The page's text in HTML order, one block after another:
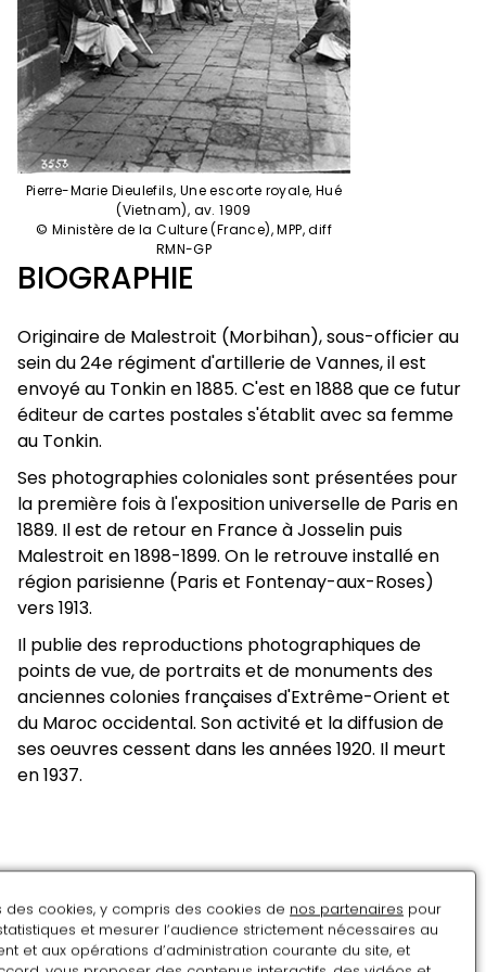
Pierre-Marie Dieulefils, Une escorte royale, Hué
(Vietnam), av. 1909
© Ministère de la Culture (France), MPP, diff
RMN-GP
BIOGRAPHIE
Originaire de Malestroit (Morbihan), sous-officier au
sein du 24e régiment d'artillerie de Vannes, il est
envoyé au Tonkin en 1885. C'est en 1888 que ce futur
éditeur de cartes postales s'établit avec sa femme
au Tonkin.
Ses photographies coloniales sont présentées pour
la première fois à l'exposition universelle de Paris en
1889. Il est de retour en France à Josselin puis
Malestroit en 1898-1899. On le retrouve installé en
région parisienne (Paris et Fontenay-aux-Roses)
vers 1913.
Il publie des reproductions photographiques de
points de vue, de portraits et de monuments des
anciennes colonies françaises d'Extrême-Orient et
du Maroc occidental. Son activité et la diffusion de
ses oeuvres cessent dans les années 1920. Il meurt
en 1937.
SES PUBLICATIONS
des cookies, y compris des cookies de nos partenaires pour
et mesurer l’audience strictement nécessaires au
et aux opérations d’administration courante du site, et